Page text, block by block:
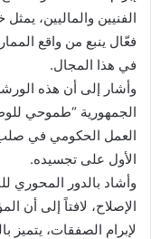
الفنيين والماليين،
فعّال ينبع من واقع
في هذا المجال.
وأشار إلى أن هذه
الجمهورية “طموحي
العمل الحكومي في صلب
الأول على تجسيده.
وأشاد بالدور المحوري
الإصلاح، لافتاً إلى أن
لإبرام الصفقات، يتميز